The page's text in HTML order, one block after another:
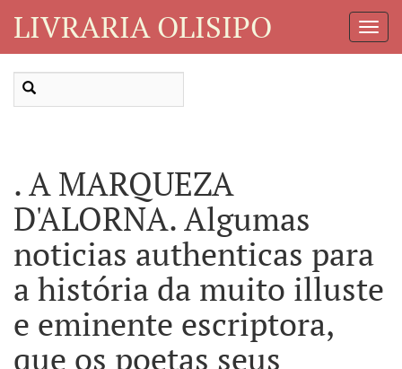
LIVRARIA OLISIPO
. A MARQUEZA
D'ALORNA. Algumas
noticias authenticas para
a história da muito illuste
e eminente escriptora,
que os poetas seus